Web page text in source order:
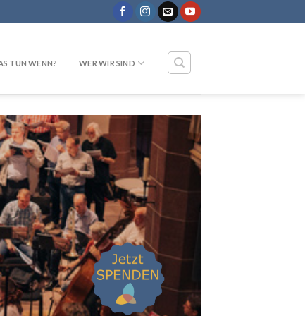
TUN WENN? WER WIR SIND